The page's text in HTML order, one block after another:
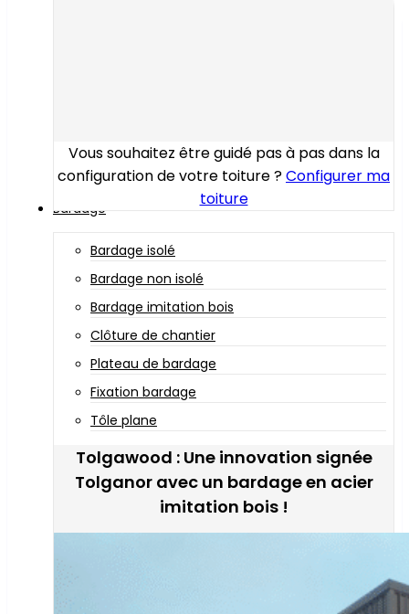
Vous souhaitez être guidé pas à pas dans la
configuration de votre toiture ?Configurer ma
toiture
Bardage
Bardage isolé
Bardage non isolé
Bardage imitation bois
Clôture de chantier
Plateau de bardage
Fixation bardage
Tôle plane
Tolgawood : Une innovation signée
Tolganor avec un bardage en acier
imitation bois !